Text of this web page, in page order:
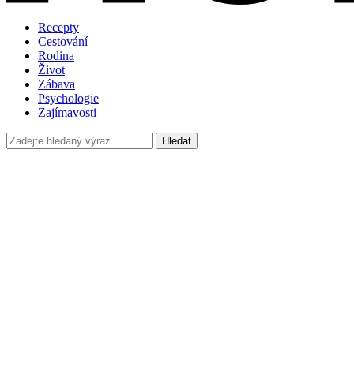
Recepty
Cestování
Rodina
Život
Zábava
Psychologie
Zajímavosti
Hledat